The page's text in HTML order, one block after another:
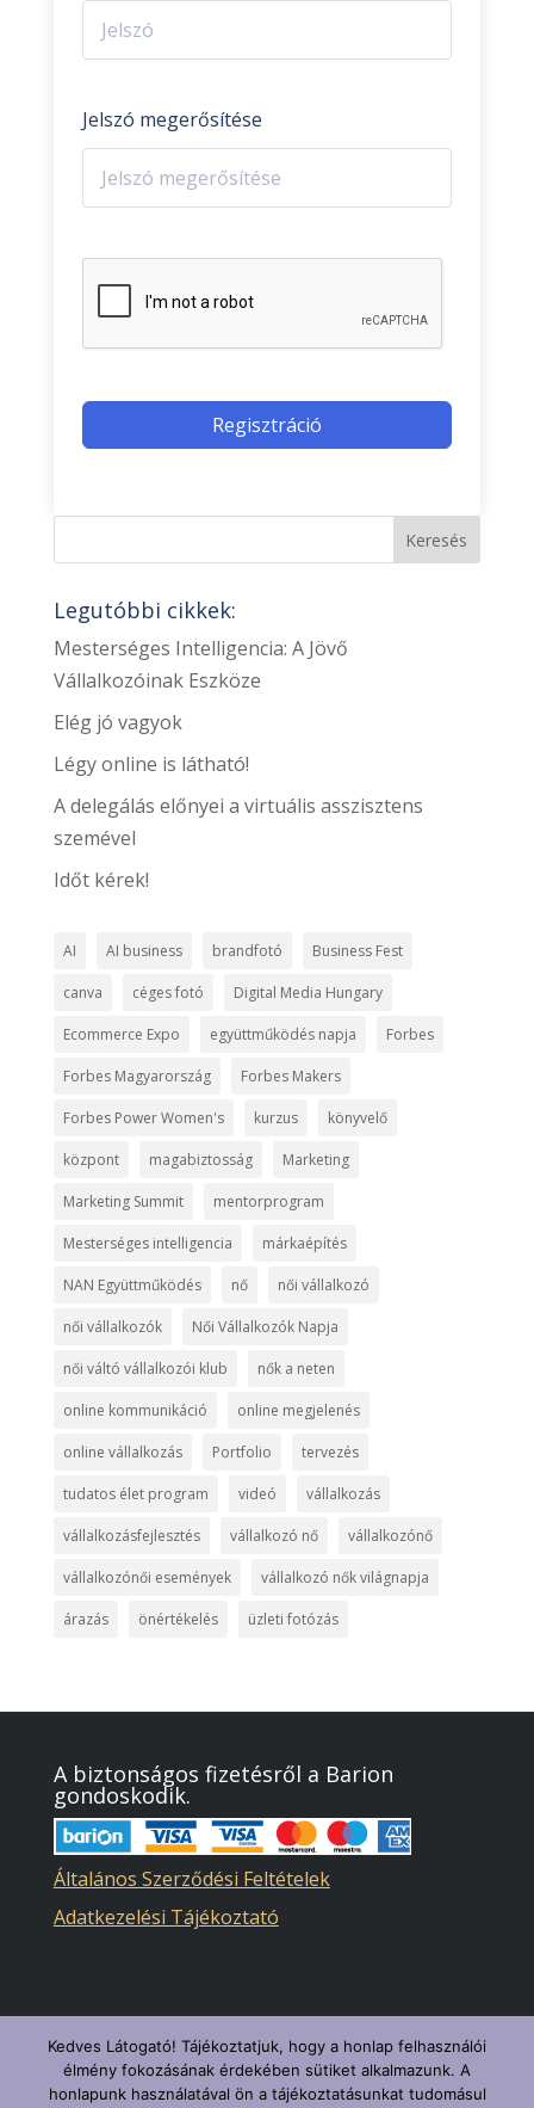
Jelszó megerősítése
Regisztráció
Legutóbbi cikkek:
Mesterséges Intelligencia: A Jövő
Vállalkozóinak Eszköze
Elég jó vagyok
Légy online is látható!
A delegálás előnyei a virtuális asszisztens
szemével
Időt kérek!
AI AI business brandfotó Business Fest
canva céges fotó Digital Media Hungary
Ecommerce Expo együttműködés napja Forbes
Forbes Magyarország Forbes Makers
Forbes Power Women's kurzus könyvelő
központ magabiztosság Marketing
Marketing Summit mentorprogram
Mesterséges intelligencia márkaépítés
NAN Együttműködés nő női vállalkozó
női vállalkozók Női Vállalkozók Napja
női váltó vállalkozói klub nők a neten
online kommunikáció online megjelenés
online vállalkozás Portfolio tervezés
tudatos élet program videó vállalkozás
vállalkozásfejlesztés vállalkozó nő vállalkozónő
vállalkozónői események vállalkozó nők világnapja
árazás önértékelés üzleti fotózás
A biztonságos fizetésről a Barion
gondoskodik.
Általános Szerződési Feltételek
Adatkezelési Tájékoztató
Kedves Látogató! Tájékoztatjuk, hogy a honlap felhasználói
élmény fokozásának érdekében sütiket alkalmazunk. A
honlapunk használatával ön a tájékoztatásunkat tudomásul